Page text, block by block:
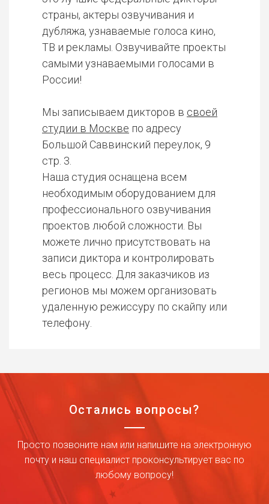
страны, актеры озвучивания и
дубляжа, узнаваемые голоса кино,
ТВ и рекламы. Озвучивайте проекты
самыми узнаваемыми голосами в
России!
Мы записываем дикторов в своей
студии в Москве по адресу
Большой Саввинский переулок, 9
стр. 3.
Наша студия оснащена всем
необходимым оборудованием для
профессионального озвучивания
проектов любой сложности. Вы
можете лично присутствовать на
записи диктора и контролировать
весь процесс. Для заказчиков из
регионов мы можем организовать
удаленную режиссуру по скайпу или
телефону.
Остались вопросы?
Просто позвоните нам или напишите на электронную
почту и наш специалист проконсультирует вас по
любому вопросу!